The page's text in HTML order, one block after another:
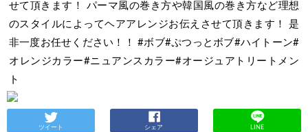
せて頂きます！ パーマ風の巻き方や韓国風の巻き方など理想
のスタイルによってヘアアレンジお伝えさせて頂きます！ 是
非一度お任せください！！ #ボブ#ぷつっとボブ#ハイトーン#
オレンジカラー#ニュアンスカラー#オージュアトリートメン
ト
ツイート シェア LINE